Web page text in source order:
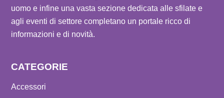
uomo e infine una vasta sezione dedicata alle sfilate e
agli eventi di settore completano un portale ricco di
informazioni e di novità.
CATEGORIE
Accessori